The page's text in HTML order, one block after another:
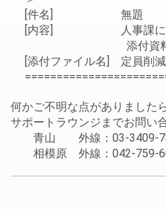
[件名] 無題
[内容] 人事課に提
添付資料を
[添付ファイル名] 定員削
何かご不明な点がありました
サポートラウンジまでお問い
青山 外線：03-3409-
相模原 外線：042-759-